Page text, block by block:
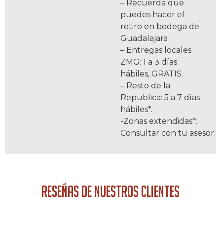
– Recuerda que
puedes hacer el
retiro en bodega de
Guadalajara
– Entregas locales
ZMG: 1 a 3 días
hábiles, GRATIS.
– Resto de la
Republica: 5 a 7 días
hábiles*.
-Zonas extendidas*:
Consultar con tu asesor.
RESEÑAS DE NUESTROS CLIENTES